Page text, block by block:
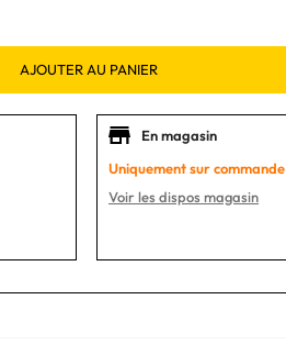
AJOUTER AU PANIER
En magasin
Uniquement sur commande
Voir les dispos magasin